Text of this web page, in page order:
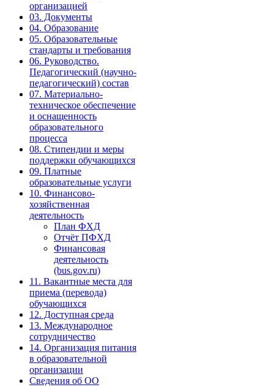
организацией
03. Документы
04. Образование
05. Образовательные
стандарты и требования
06. Руководство.
Педагогический (научно-
педагогический) состав
07. Материально-
техническое обеспечение
и оснащенность
образовательного
процесса
08. Стипендии и меры
поддержки обучающихся
09. Платные
образовательные услуги
10. Финансово-
хозяйственная
деятельность
План ФХД
Отчёт ПФХД
Финансовая
деятельность
(bus.gov.ru)
11. Вакантные места для
приема (перевода)
обучающихся
12. Доступная среда
13. Международное
сотрудничество
14. Организация питания
в образовательной
организации
Сведения об ОО